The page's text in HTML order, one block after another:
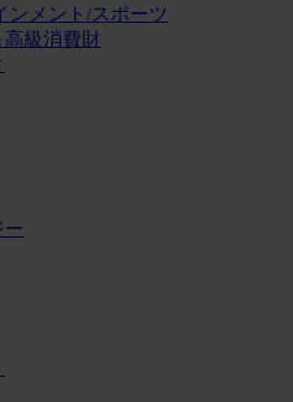
ンメント/スポーツ
高級消費財
ー